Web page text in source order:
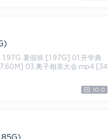
开学典
03.离子相亲大会.mp4 [34
10.0